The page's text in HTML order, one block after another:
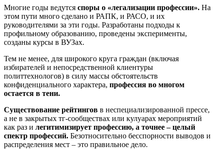
Многие годы ведутся споры о «легализации профессии». На
этом пути много сделано и РАПК, и РАСО, и их
руководителями за эти годы. Разработаны подходы к
профильному образованию, проведены эксперименты,
созданы курсы в ВУЗах.
Тем не менее, для широкого круга граждан (включая
избирателей и непосредственной клиентуры
политтехнологов) в силу массы обстоятельств
конфиденциального характера, профессия во многом
остается в тени.
Существование рейтингов в неспециализированной прессе,
а не в закрытых тг-сообществах или кулуарах мероприятий
как раз и легитимизирует профессию, а точнее – целый
спектр профессий. Безотносительно бесспорности выводов и
распределения мест – это правильное дело.